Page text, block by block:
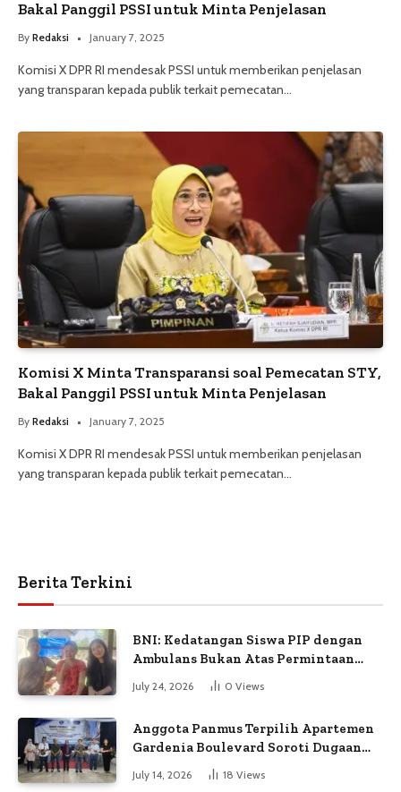
Bakal Panggil PSSI untuk ‌Minta Penjelasan
By Redaksi January 7, 2025
Komisi X DPR RI mendesak PSSI untuk memberikan penjelasan
yang transparan kepada publik terkait pemecatan…
Komisi X Minta Transparansi soal Pemecatan STY,
Bakal Panggil PSSI untuk ‌Minta Penjelasan
By Redaksi January 7, 2025
Komisi X DPR RI mendesak PSSI untuk memberikan penjelasan
yang transparan kepada publik terkait pemecatan…
Berita Terkini
BNI: Kedatangan Siswa PIP dengan
Ambulans Bukan Atas Permintaan
July 24, 2026 0 Views
Anggota Panmus Terpilih Apartemen
Gardenia Boulevard Soroti Dugaan
Kejanggalan Voting
July 14, 2026 18 Views